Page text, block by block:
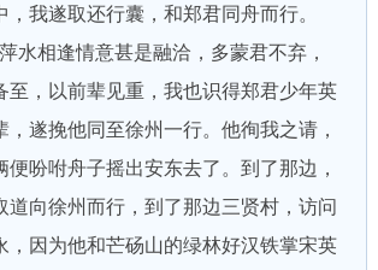
，我遂取还行囊，和郑君同舟而行。
相逢情意甚是融洽，多蒙君不弃，
至，以前辈见重，我也识得郑君少年英
，遂挽他同至徐州一行。他徇我之请，
便吩咐舟子摇出安东去了。到了那边，
道向徐州而行，到了那边三贤村，访问
，因为他和芒砀山的绿林好汉铁掌宋英